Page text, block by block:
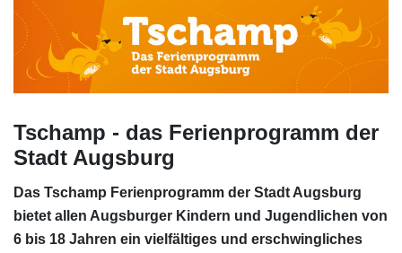
Tschamp - das Ferienprogramm der
Stadt Augsburg
Das Tschamp Ferienprogramm der Stadt Augsburg
bietet allen Augsburger Kindern und Jugendlichen von
6 bis 18 Jahren ein vielfältiges und erschwingliches